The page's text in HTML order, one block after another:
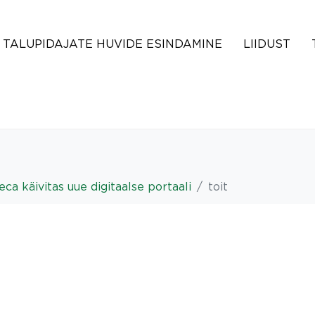
TALUPIDAJATE HUVIDE ESINDAMINE LIIDUST
käivitas uue digitaalse portaali toit